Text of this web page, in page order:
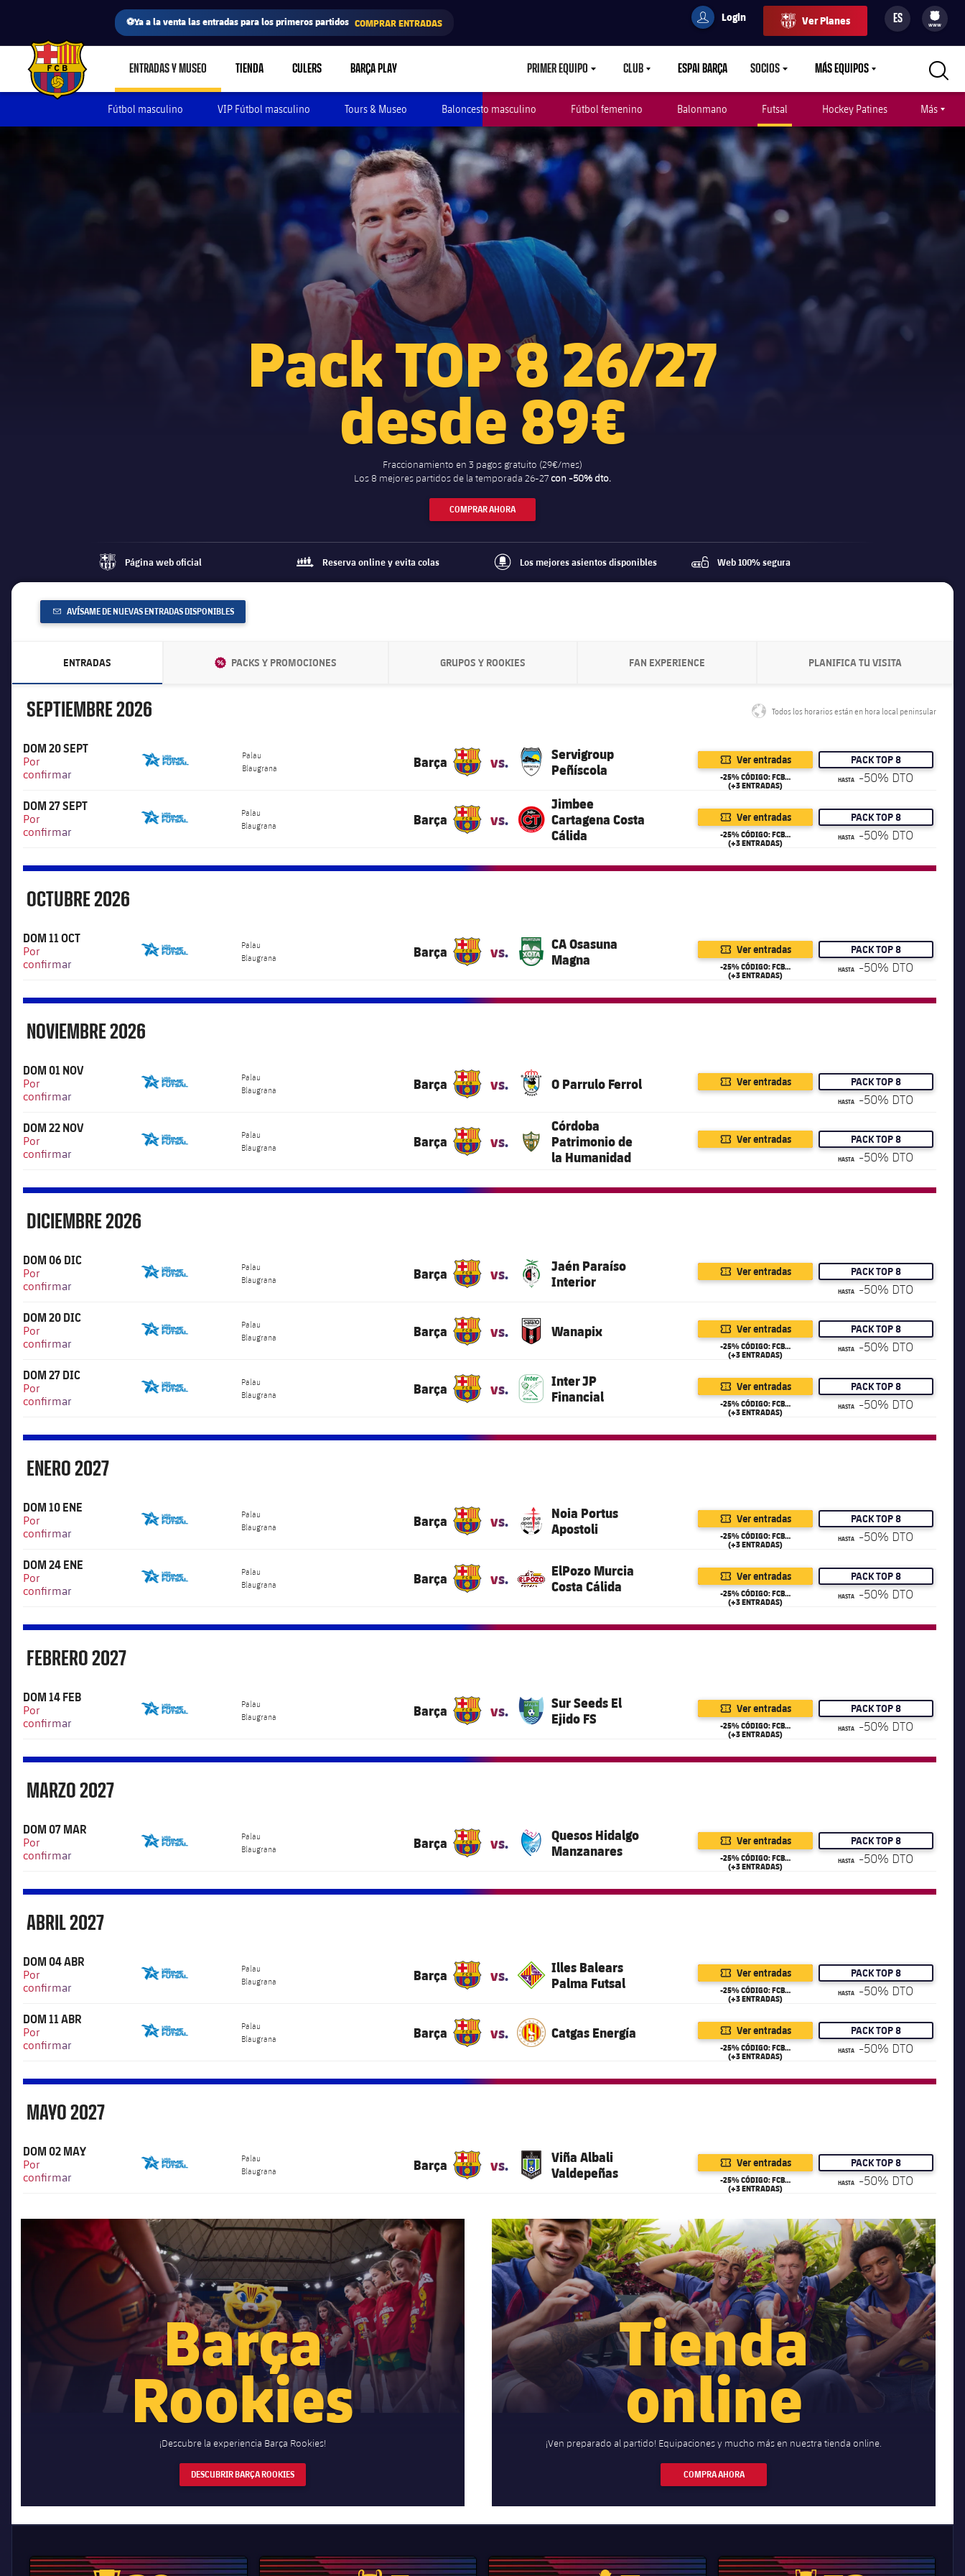
⚽Ya a la venta las entradas para los primeros partidos COMPRAR ENTRADAS userCulers
Login Ver Planes ES
filled-badge
www
FC Barcelona club badge ENTRADAS Y MUSEOLABEL.SHARE.CARETDOWN
TIENDA CULERS BARÇA PLAY PRIMER EQUIPOLABEL.ARIA.CARETDOWN
CLUBLABEL.ARIA.CARETDOWN
ESPAI BARÇA SOCIOSLABEL.ARIA.CARETDOWN
MÁS EQUIPOSLABEL.ARIA.CARETDOWN
Fútbol masculino VIP Fútbol masculino Tours & Museo Baloncesto masculino Fútbol femenino Balonmano Futsal Hockey Patines Más
Pack TOP 8 26/27
desde 89€
Fraccionamiento en 3 pagos gratuito (29€/mes)
Los 8 mejores partidos de la temporada 26-27 con -50% dto.
COMPRAR AHORA
barca-monochrome
Página web oficial
queue
Reserva online y evita colas
best-seats-regular
Los mejores asientos disponibles
password
Web 100% segura
AVÍSAME DE NUEVAS ENTRADAS DISPONIBLES
ENTRADAS
LABEL.ARIA.CHEVRONRIGHT
DISCOUNT
PACKS Y PROMOCIONES
LABEL.ARIA.CHEVRONRIGHT
GRUPOS Y ROOKIES
LABEL.ARIA.CHEVRONRIGHT
FAN EXPERIENCE
LABEL.ARIA.CHEVRONRIGHT
PLANIFICA TU VISITA
Septiembre
SEPTIEMBRE2026 label.share.globe
Todos los horarios están en hora local peninsular
DOM 20 SEPT
Por
confirmar
6.000
Palau
Blaugrana
Barça vs.
Servigroup
Peñíscola
Ver entradas
-25% CÓDIGO: FCB25
(+3 ENTRADAS)
PACK TOP 8
HASTA -50% DTO
DOM 27 SEPT
Por
confirmar
6.000
Palau
Blaugrana
Barça vs.
Jimbee
Cartagena Costa
Cálida
Ver entradas
-25% CÓDIGO: FCB25
(+3 ENTRADAS)
PACK TOP 8
HASTA -50% DTO
Octubre
OCTUBRE2026
DOM 11 OCT
Por
confirmar
6.000
Palau
Blaugrana
Barça vs.
CA Osasuna
Magna
Ver entradas
-25% CÓDIGO: FCB25
(+3 ENTRADAS)
PACK TOP 8
HASTA -50% DTO
Noviembre
NOVIEMBRE2026
DOM 01 NOV
Por
confirmar
6.000
Palau
Blaugrana
Barça vs. O Parrulo Ferrol Ver entradas PACK TOP 8
HASTA -50% DTO
DOM 22 NOV
Por
confirmar
6.000
Palau
Blaugrana
Barça vs.
Córdoba
Patrimonio de
la Humanidad
Ver entradas PACK TOP 8
HASTA -50% DTO
Diciembre
DICIEMBRE2026
DOM 06 DIC
Por
confirmar
6.000
Palau
Blaugrana
Barça vs.
Jaén Paraíso
Interior
Ver entradas PACK TOP 8
HASTA -50% DTO
DOM 20 DIC
Por
confirmar
6.000
Palau
Blaugrana
Barça vs. Wanapix Ver entradas
-25% CÓDIGO: FCB25
(+3 ENTRADAS)
PACK TOP 8
HASTA -50% DTO
DOM 27 DIC
Por
confirmar
6.000
Palau
Blaugrana
Barça vs.
Inter JP
Financial
Ver entradas
-25% CÓDIGO: FCB25
(+3 ENTRADAS)
PACK TOP 8
HASTA -50% DTO
Enero
ENERO2027
DOM 10 ENE
Por
confirmar
6.000
Palau
Blaugrana
Barça vs.
Noia Portus
Apostoli
Ver entradas
-25% CÓDIGO: FCB25
(+3 ENTRADAS)
PACK TOP 8
HASTA -50% DTO
DOM 24 ENE
Por
confirmar
6.000
Palau
Blaugrana
Barça vs.
ElPozo Murcia
Costa Cálida
Ver entradas
-25% CÓDIGO: FCB25
(+3 ENTRADAS)
PACK TOP 8
HASTA -50% DTO
Febrero
FEBRERO2027
DOM 14 FEB
Por
confirmar
6.000
Palau
Blaugrana
Barça vs.
Sur Seeds El
Ejido FS
Ver entradas
-25% CÓDIGO: FCB25
(+3 ENTRADAS)
PACK TOP 8
HASTA -50% DTO
Marzo
MARZO2027
DOM 07 MAR
Por
confirmar
6.000
Palau
Blaugrana
Barça vs.
Quesos Hidalgo
Manzanares
Ver entradas
-25% CÓDIGO: FCB25
(+3 ENTRADAS)
PACK TOP 8
HASTA -50% DTO
Abril
ABRIL2027
DOM 04 ABR
Por
confirmar
6.000
Palau
Blaugrana
Barça vs.
Illes Balears
Palma Futsal
Ver entradas
-25% CÓDIGO: FCB25
(+3 ENTRADAS)
PACK TOP 8
HASTA -50% DTO
DOM 11 ABR
Por
confirmar
6.000
Palau
Blaugrana
Barça vs. Catgas Energía Ver entradas
-25% CÓDIGO: FCB25
(+3 ENTRADAS)
PACK TOP 8
HASTA -50% DTO
Mayo
MAYO2027
DOM 02 MAY
Por
confirmar
6.000
Palau
Blaugrana
Barça vs.
Viña Albali
Valdepeñas
Ver entradas
-25% CÓDIGO: FCB25
(+3 ENTRADAS)
PACK TOP 8
HASTA -50% DTO
Barça
Rookies
¡Descubre la experiencia Barça Rookies!
DESCUBRIR BARÇA ROOKIES
Tienda
online
¡Ven preparado al partido! Equipaciones y mucho más en nuestra tienda online.
COMPRA AHORA